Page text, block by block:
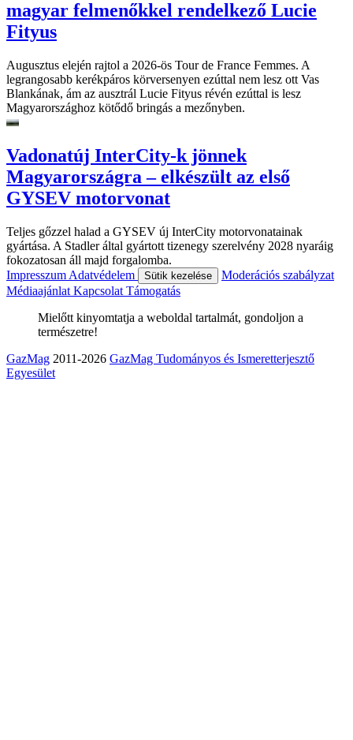
magyar felmenőkkel rendelkező Lucie
Fityus
Augusztus elején rajtol a 2026-ös Tour de France Femmes. A
legrangosabb kerékpáros körversenyen ezúttal nem lesz ott Vas
Blankának, ám az ausztrál Lucie Fityus révén ezúttal is lesz
Magyarországhoz kötődő bringás a mezőnyben.
Vadonatúj InterCity-k jönnek
Magyarországra – elkészült az első
GYSEV motorvonat
Teljes gőzzel halad a GYSEV új InterCity motorvonatainak
gyártása. A Stadler által gyártott tizenegy szerelvény 2028 nyaráig
fokozatosan áll majd forgalomba.
Impresszum Adatvédelem Sütik kezelése
Moderációs szabályzat
Médiaajánlat Kapcsolat Támogatás
Mielőtt kinyomtatja a weboldal tartalmát, gondoljon a
természetre!
GazMag 2011-2026 GazMag Tudományos és Ismeretterjesztő
Egyesület